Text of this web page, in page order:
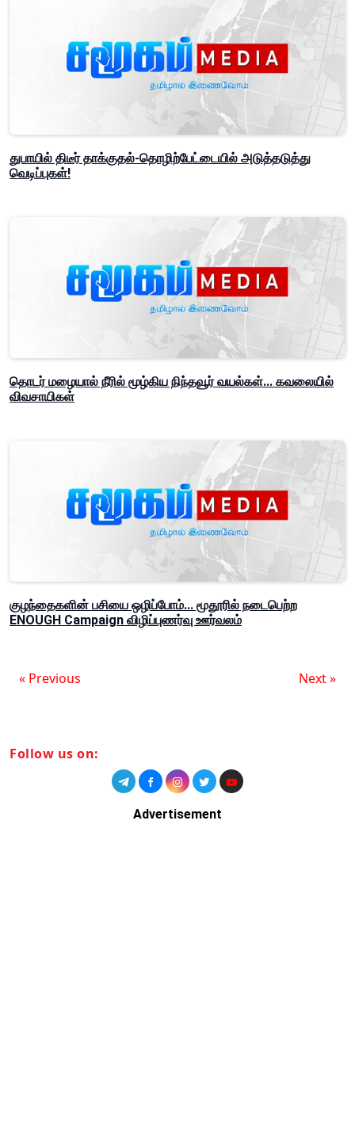
துபாயில் திடீர் தாக்குதல்-தொழிற்பேட்டையில் அடுத்தடுத்து
வெடிப்புகள்!
தொடர் மழையால் நீரில் மூழ்கிய நிந்தவூர் வயல்கள்... கவலையில்
விவசாயிகள்
குழந்தைகளின் பசியை ஒழிப்போம்... மூதூரில் நடைபெற்ற
ENOUGH Campaign விழிப்புணர்வு ஊர்வலம்
« Previous Next »
Follow us on:
Advertisement